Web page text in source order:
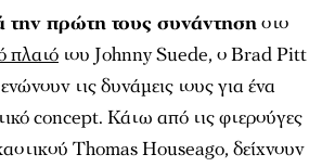
την πρώτη τους συνάντησηστο
πλατό του Johnny Suede, οBradPitt
ενώνουν τις δυνάμεις τους για ένα
concept. Κάτω από τις φτερούγες
Thomas Houseago, δείχνουν